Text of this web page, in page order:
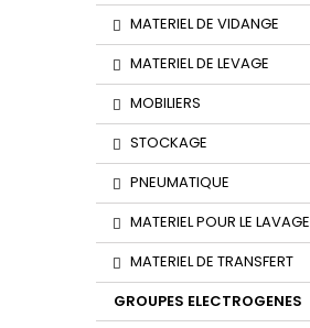
MATERIEL DE VIDANGE
MATERIEL DE LEVAGE
MOBILIERS
STOCKAGE
PNEUMATIQUE
MATERIEL POUR LE LAVAGE
MATERIEL DE TRANSFERT
GROUPES ELECTROGENES